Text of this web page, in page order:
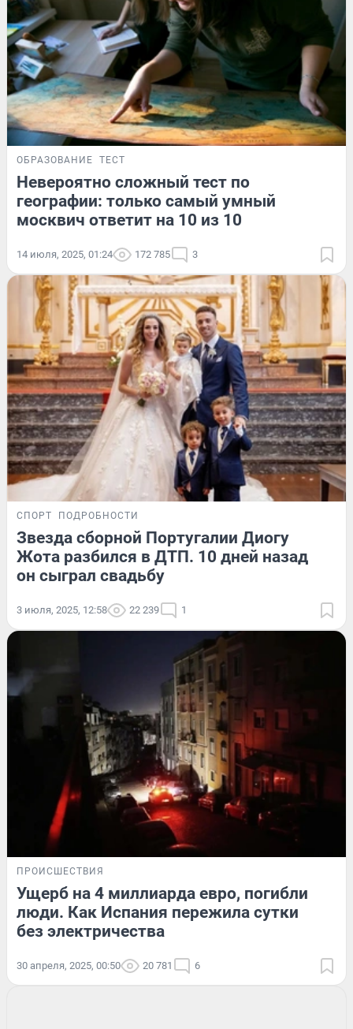
ОБРАЗОВАНИЕ ТЕСТ
Невероятно сложный тест по
географии: только самый умный
москвич ответит на 10 из 10
14 июля, 2025, 01:24 172 785 3
СПОРТ ПОДРОБНОСТИ
Звезда сборной Португалии Диогу
Жота разбился в ДТП. 10 дней назад
он сыграл свадьбу
3 июля, 2025, 12:58 22 239 1
ПРОИСШЕСТВИЯ
Ущерб на 4 миллиарда евро, погибли
люди. Как Испания пережила сутки
без электричества
30 апреля, 2025, 00:50 20 781 6